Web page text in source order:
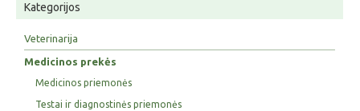
Kategorijos
Veterinarija
Medicinos prekės
Medicinos priemonės
Testai ir diagnostinės priemonės